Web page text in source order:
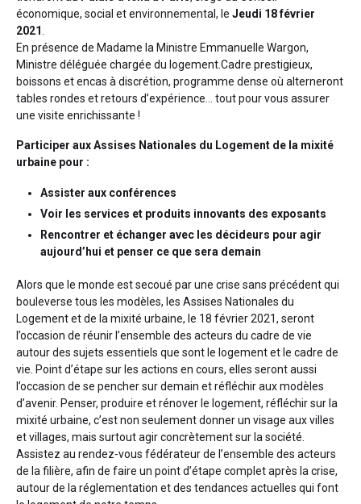
économique, social et environnemental, le Jeudi 18 février
2021
En présence de Madame la Ministre Emmanuelle Wargon,
Ministre déléguée chargée du logement.Cadre prestigieux,
boissons et encas à discrétion, programme dense où alterneront
tables rondes et retours d’expérience… tout pour vous assurer
une visite enrichissante !
Participer aux Assises Nationales du Logement de la mixité
urbaine pour :
Assister aux conférences
Voir les services et produits innovants des exposants
Rencontrer et échanger avec les décideurs pour agir
aujourd’hui et penser ce que sera demain
Alors que le monde est secoué par une crise sans précédent qui
bouleverse tous les modèles, les Assises Nationales du
Logement et de la mixité urbaine, le 18 février 2021, seront
l’occasion de réunir l’ensemble des acteurs du cadre de vie
autour des sujets essentiels que sont le logement et le cadre de
vie. Point d’étape sur les actions en cours, elles seront aussi
l’occasion de se pencher sur demain et réfléchir aux modèles
d’avenir. Penser, produire et rénover le logement, réfléchir sur la
mixité urbaine, c’est non seulement donner un visage aux villes
et villages, mais surtout agir concrètement sur la société.
Assistez au rendez-vous fédérateur de l’ensemble des acteurs
de la filière, afin de faire un point d’étape complet après la crise,
autour de la réglementation et des tendances actuelles qui font